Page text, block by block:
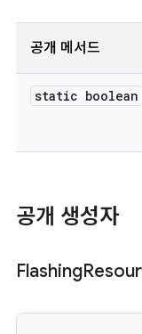
공개 메서드
static boolean
공개 생성자
Flashing